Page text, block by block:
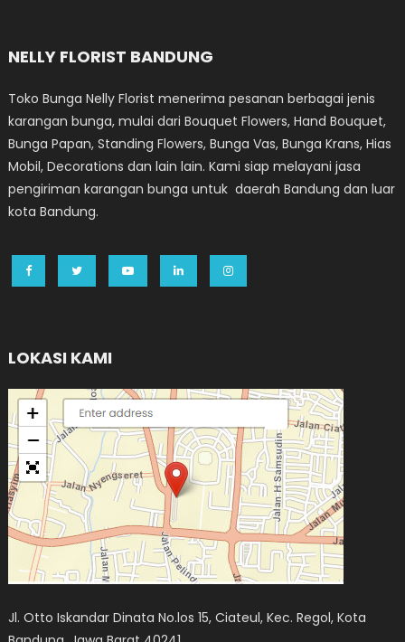
NELLY FLORIST BANDUNG
Toko Bunga Nelly Florist menerima pesanan berbagai jenis
karangan bunga, mulai dari Bouquet Flowers, Hand Bouquet,
Bunga Papan, Standing Flowers, Bunga Vas, Bunga Krans, Hias
Mobil, Decorations dan lain lain. Kami siap melayani jasa
pengiriman karangan bunga untuk daerah Bandung dan luar
kota Bandung.
LOKASI KAMI
Jl. Otto Iskandar Dinata No.los 15, Ciateul, Kec. Regol, Kota